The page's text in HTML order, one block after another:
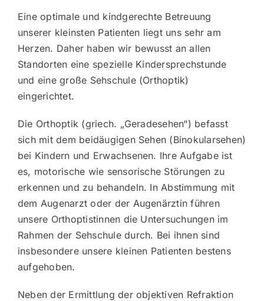
Eine optimale und kindgerechte Betreuung
unserer kleinsten Patienten liegt uns sehr am
Herzen. Daher haben wir bewusst an allen
Standorten eine spezielle Kindersprechstunde
und eine große Sehschule (Orthoptik)
eingerichtet.
Die Orthoptik (griech. „Geradesehen“) befasst
sich mit dem beidäugigen Sehen (Binokularsehen)
bei Kindern und Erwachsenen. Ihre Aufgabe ist
es, motorische wie sensorische Störungen zu
erkennen und zu behandeln. In Abstimmung mit
dem Augenarzt oder der Augenärztin führen
unsere Orthoptistinnen die Untersuchungen im
Rahmen der Sehschule durch. Bei ihnen sind
insbesondere unsere kleinen Patienten bestens
aufgehoben.
Neben der Ermittlung der objektiven Refraktion